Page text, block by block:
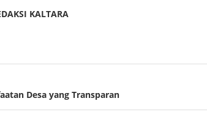
KALTARA
Desa yang Transparan